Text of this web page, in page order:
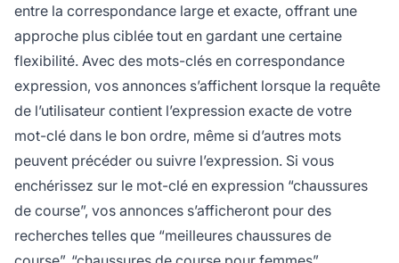
entre la correspondance large et exacte, offrant une
approche plus ciblée tout en gardant une certaine
flexibilité. Avec des mots-clés en correspondance
expression, vos annonces s’affichent lorsque la requête
de l’utilisateur contient l’expression exacte de votre
mot-clé dans le bon ordre, même si d’autres mots
peuvent précéder ou suivre l’expression. Si vous
enchérissez sur le mot-clé en expression “chaussures
de course”, vos annonces s’afficheront pour des
recherches telles que “meilleures chaussures de